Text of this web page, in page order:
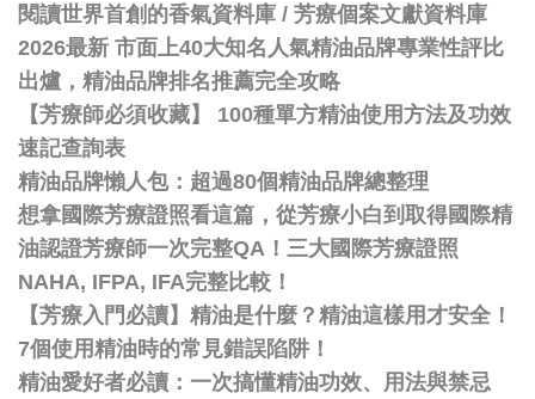
閱讀世界首創的香氣資料庫 / 芳療個案文獻資料庫
2026最新 市面上40大知名人氣精油品牌專業性評比
出爐，精油品牌排名推薦完全攻略
【芳療師必須收藏】 100種單方精油使用方法及功效
速記查詢表
精油品牌懶人包：超過80個精油品牌總整理
想拿國際芳療證照看這篇，從芳療小白到取得國際精
油認證芳療師一次完整QA！三大國際芳療證照
NAHA, IFPA, IFA完整比較！
【芳療入門必讀】精油是什麼？精油這樣用才安全！
7個使用精油時的常見錯誤陷阱！
精油愛好者必讀：一次搞懂精油功效、用法與禁忌